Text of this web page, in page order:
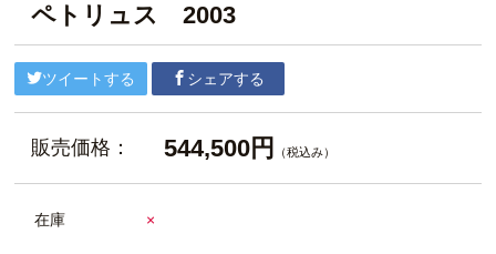
ペトリュス 2003
ツイートする シェアする
販売価格： 544,500円 （税込み）
在庫 ×